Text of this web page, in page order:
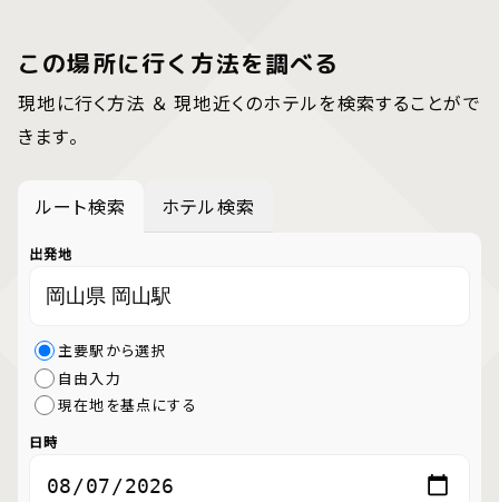
この場所に行く方法を調べる
現地に行く方法 ＆ 現地近くのホテルを検索することがで
きます。
ルート検索 ホテル検索
出発地
主要駅から選択
自由入力
現在地を基点にする
日時